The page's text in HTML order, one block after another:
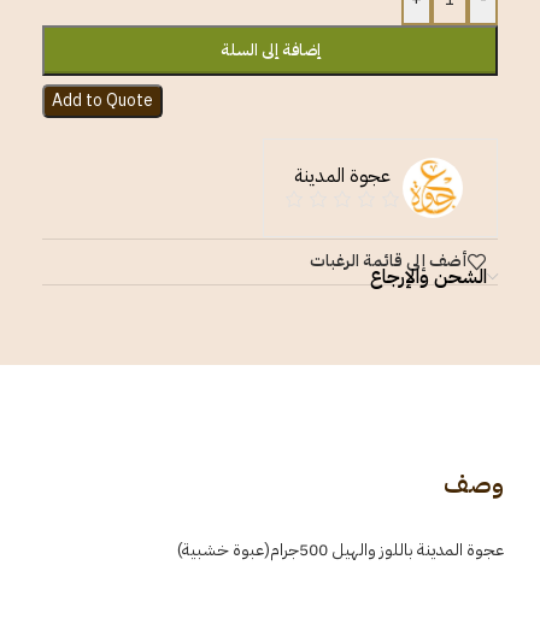
إضافة إلى السلة
Add to Quote
عجوة المدينة
أضف إلى قائمة الرغبات
الشحن والإرجاع
وصف
عجوة المدينة باللوز والهيل 500جرام(عبوة خشبية)